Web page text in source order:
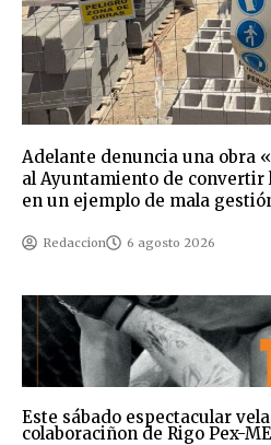
Adelante denuncia una obra
al Ayuntamiento de convertir
en un ejemplo de mala
Redaccion 6 agosto 2026
Este sábado espectacular
colaboraciñon de Rigo Pex-